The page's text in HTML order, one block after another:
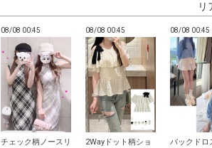
リ
08/08 00:45
チェック柄ノースリ
08/08 00:45
2Wayドット柄ショ
08/08 00:45
バックドロ